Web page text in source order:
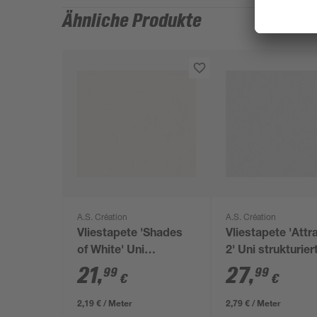
Ähnliche Produkte
A.S. Création
Vliestapete 'Shades
of White' Uni
strukturiert weiß 0,53
x 10,05 m
21,99 €
2,19 € / Meter
A.S. Création
Vliestapete
2' Uni
grau 0,53 x 10,05
27,99 €
2,79 € / Meter